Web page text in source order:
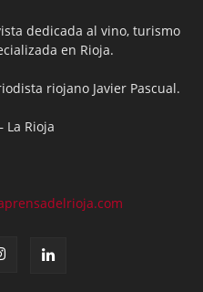
dedicada al vino, turismo
en Rioja.
riojano Javier Pascual.
La Rioja